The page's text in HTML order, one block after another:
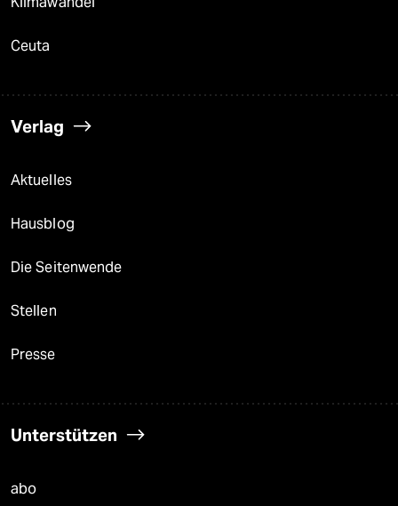
Ceuta
Verlag
Aktuelles
Hausblog
Die Seitenwende
Stellen
Presse
Unterstützen
abo